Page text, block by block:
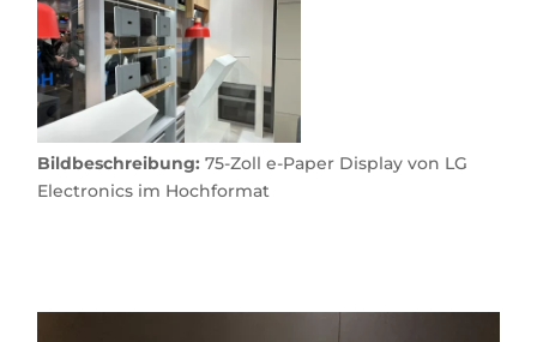
Bildbeschreibung: 75-Zoll e-Paper Display von LG
Electronics im Hochformat